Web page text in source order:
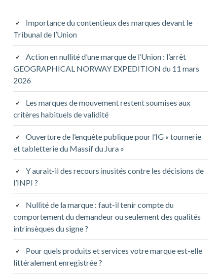
Importance du contentieux des marques devant le
Tribunal de l’Union
Action en nullité d’une marque de l’Union : l’arrêt
GEOGRAPHICAL NORWAY EXPEDITION du 11 mars
2026
Les marques de mouvement restent soumises aux
critères habituels de validité
Ouverture de l’enquête publique pour l’IG « tournerie
et tabletterie du Massif du Jura »
Y aurait-il des recours inusités contre les décisions de
l’INPI ?
Nullité de la marque : faut-il tenir compte du
comportement du demandeur ou seulement des qualités
intrinsèques du signe ?
Pour quels produits et services votre marque est-elle
littéralement enregistrée ?